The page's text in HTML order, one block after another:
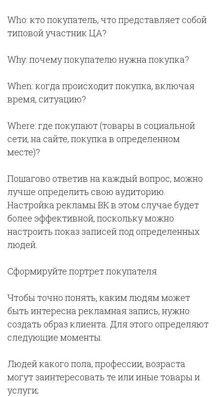
Who: кто покупатель, что представляет собой
типовой участник ЦА?
Why: почему покупателю нужна покупка?
When: когда происходит покупка, включая
время, ситуацию?
Where: где покупают (товары в социальной
сети, на сайте, покупка в определенном
месте)?
Пошагово ответив на каждый вопрос, можно
лучше определить свою аудиторию.
Настройка рекламы ВК в этом случае будет
более эффективной, поскольку можно
настроить показ записей под определенных
людей.
Сформируйте портрет покупателя
Чтобы точно понять, каким людям может
быть интересна рекламная запись, нужно
создать образ клиента. Для этого определяют
следующие моменты:
Людей какого пола, профессии, возраста
могут заинтересовать те или иные товары и
услуги;